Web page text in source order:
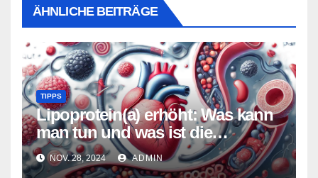
ÄHNLICHE BEITRÄGE
TIPPS
Lipoprotein(a) erhöht: Was kann
man tun und was ist die
Ursache?
NOV. 28, 2024 ADMIN